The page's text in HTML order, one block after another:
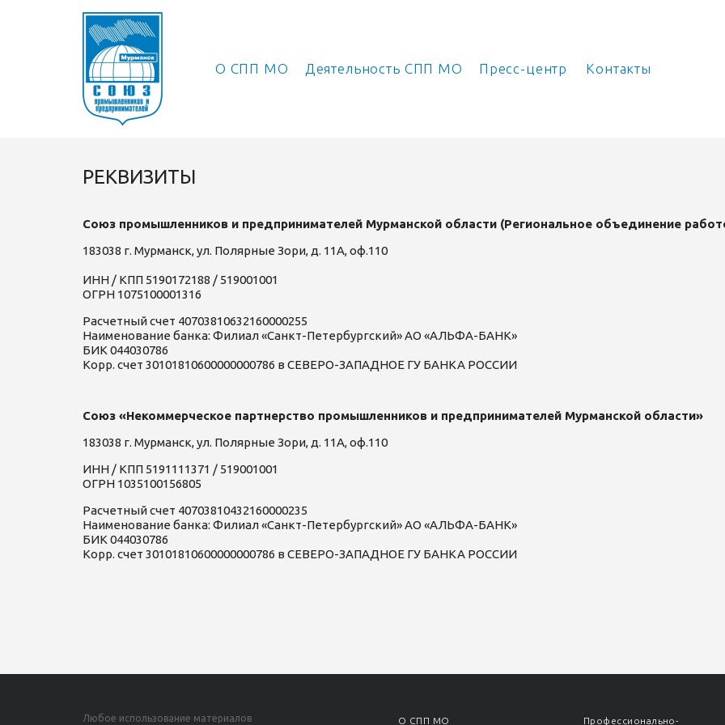
О СПП МО Деятельность СПП МО Пресс-центр Контакты
РЕКВИЗИТЫ
Союз промышленников и предпринимателей Мурманской области (Региональное объединение
183038 г. Мурманск, ул. Полярные Зори, д. 11А, оф.110
ИНН / КПП 5190172188 / 519001001
ОГРН 1075100001316
Расчетный счет 40703810632160000255
Наименование банка: Филиал «Санкт-Петербургский» АО «АЛЬФА-БАНК»
БИК 044030786
Корр. счет 30101810600000000786 в СЕВЕРО-ЗАПАДНОЕ ГУ БАНКА РОССИИ
Союз «Некоммерческое партнерство промышленников и предпринимателей Мурманской области»
183038 г. Мурманск, ул. Полярные Зори, д. 11А, оф.110
ИНН / КПП 5191111371 / 519001001
ОГРН 1035100156805
Расчетный счет 40703810432160000235
Наименование банка: Филиал «Санкт-Петербургский» АО «АЛЬФА-БАНК»
БИК 044030786
Корр. счет 30101810600000000786 в СЕВЕРО-ЗАПАДНОЕ ГУ БАНКА РОССИИ
Любое использование материалов О СПП МО Профессионально-